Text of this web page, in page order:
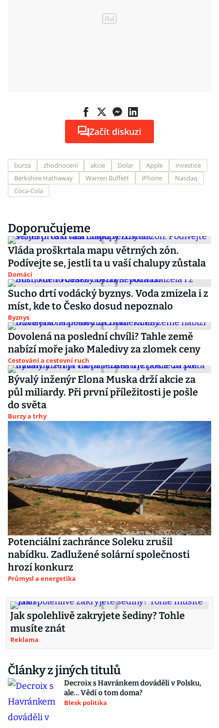
Začít diskuzi
burza zhodnocení akcie Dolar Apple
investice
Berkshire Hathaway
Warren Buffett iPhone
Nasdaq
Coca-Cola
Doporučujeme
Vláda proškrtala mapu větrných zón.
Podívejte se, jestli ta u vaší chalupy zůstala
Domácí
Sucho drtí vodácký byznys. Voda zmizela i z
míst, kde to Česko dosud nepoznalo
Byznys
Dovolená na poslední chvíli? Tahle země
nabízí moře jako Maledivy za zlomek ceny
Cestování a cestovní ruch
Bývalý inženýr Elona Muska drží akcie za
půl miliardy. Při první příležitosti je pošle
do světa
Burzy a trhy
Potenciální zachránce Soleku zrušil
nabídku. Zadlužené solární společnosti
hrozí konkurz
Průmysl a energetika
Jak spolehlivě zakryjete šediny? Tohle
musíte znát
Reklama
Články z jiných titulů
Decroix s Havránkem dováděli v Polsku,
ale… Vědí o tom doma?
Blesk politika